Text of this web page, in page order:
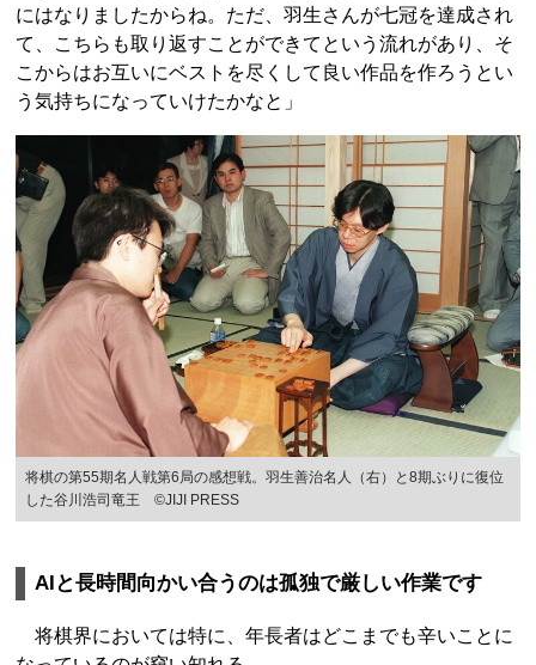
にはなりましたからね。ただ、羽生さんが七冠を達成され
て、こちらも取り返すことができてという流れがあり、そ
こからはお互いにベストを尽くして良い作品を作ろうとい
う気持ちになっていけたかなと」
将棋の第55期名人戦第6局の感想戦。羽生善治名人（右）と8期ぶりに復位
した谷川浩司竜王 ©JIJI PRESS
AIと長時間向かい合うのは孤独で厳しい作業です
将棋界においては特に、年長者はどこまでも辛いことに